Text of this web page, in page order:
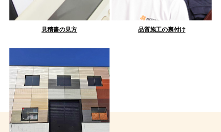
見積書の見方 品質施工の裏付け